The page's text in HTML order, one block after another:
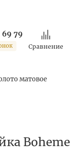
79
Сравнение
матовое